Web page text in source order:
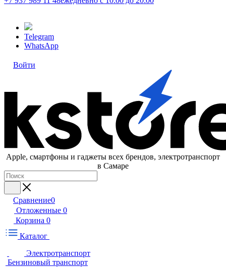
Telegram
WhatsApp
Войти
Apple, cмартфоны и гаджеты всех брендов, электротранспорт
в Самаре
Сравнение0
Отложенные 0
Корзина 0
Каталог
Электротранспорт
Бензиновый транспорт